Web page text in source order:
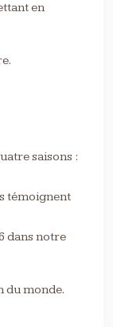
en
saisons :
témoignent
dans notre
du monde.